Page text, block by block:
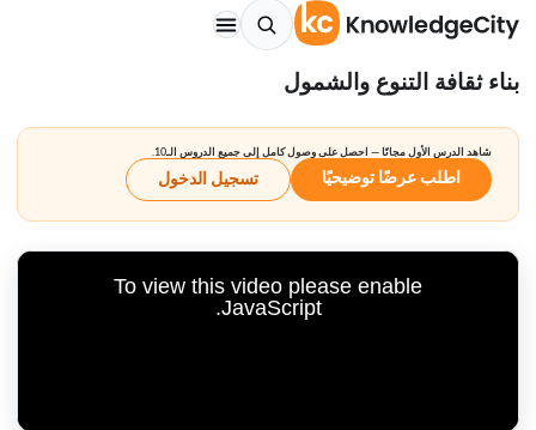
بناء ثقافة التنوع والشمول
شاهد الدرس الأول مجانًا — احصل على وصول كامل إلى جميع الدروس الـ10.
اطلب عرضًا توضيحيًا تسجيل الدخول
To view this video please enable
JavaScript.